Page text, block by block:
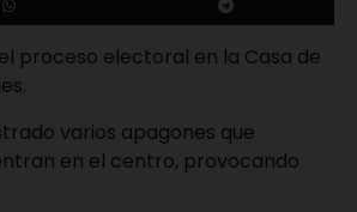
proceso electoral en la Casa de
varios apagones que
en el centro, provocando